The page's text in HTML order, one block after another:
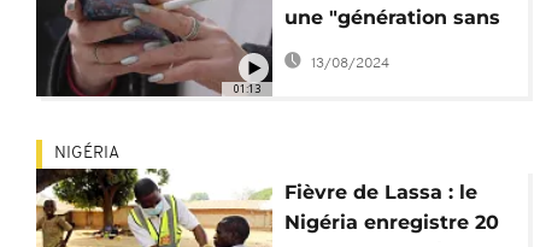
01:13
une "génération sans
tabac"
13/08/2024
NIGÉRIA
Fièvre de Lassa : le
Nigéria enregistre 20